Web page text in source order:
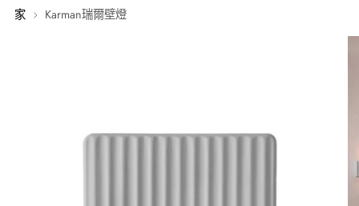
家 Karman瑞爾壁燈